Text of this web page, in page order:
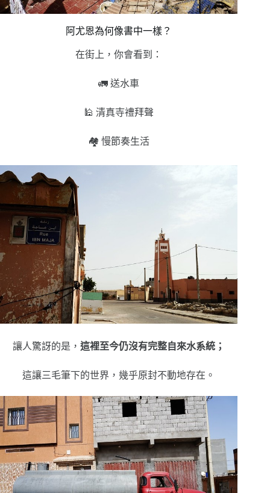
阿尤恩為何像書中一樣？
在街上，你會看到：
🚛 送水車
🕌 清真寺禮拜聲
🏘️ 慢節奏生活
讓人驚訝的是，這裡至今仍沒有完整自來水系統；
這讓三毛筆下的世界，幾乎原封不動地存在。